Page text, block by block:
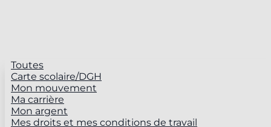
Toutes
Carte scolaire/DGH
Mon mouvement
Ma carrière
Mon argent
Mes droits et mes conditions de travail